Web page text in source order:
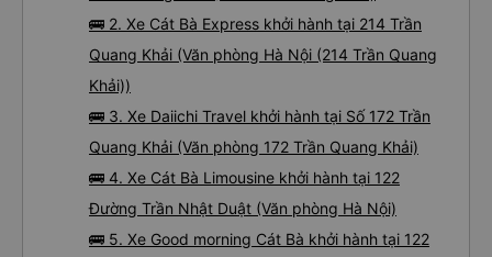
🚌 2. Xe Cát Bà Express khởi hành tại 214 Trần
Quang Khải (Văn phòng Hà Nội (214 Trần Quang
Khải))
🚌 3. Xe Daiichi Travel khởi hành tại Số 172 Trần
Quang Khải (Văn phòng 172 Trần Quang Khải)
🚌 4. Xe Cát Bà Limousine khởi hành tại 122
Đường Trần Nhật Duật (Văn phòng Hà Nội)
🚌 5. Xe Good morning Cát Bà khởi hành tại 122